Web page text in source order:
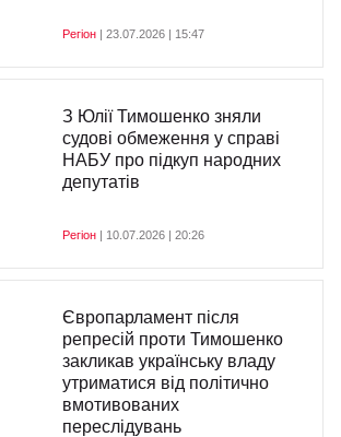
Регіон | 23.07.2026 | 15:47
З Юлії Тимошенко зняли
судові обмеження у справі
НАБУ про підкуп народних
депутатів
Регіон | 10.07.2026 | 20:26
Європарламент після
репресій проти Тимошенко
закликав українську владу
утриматися від політично
вмотивованих
переслідувань